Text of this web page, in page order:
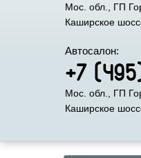
Мос. обл., ГП
Каширское
Автосалон:
+7
Мос. обл., ГП
Каширское